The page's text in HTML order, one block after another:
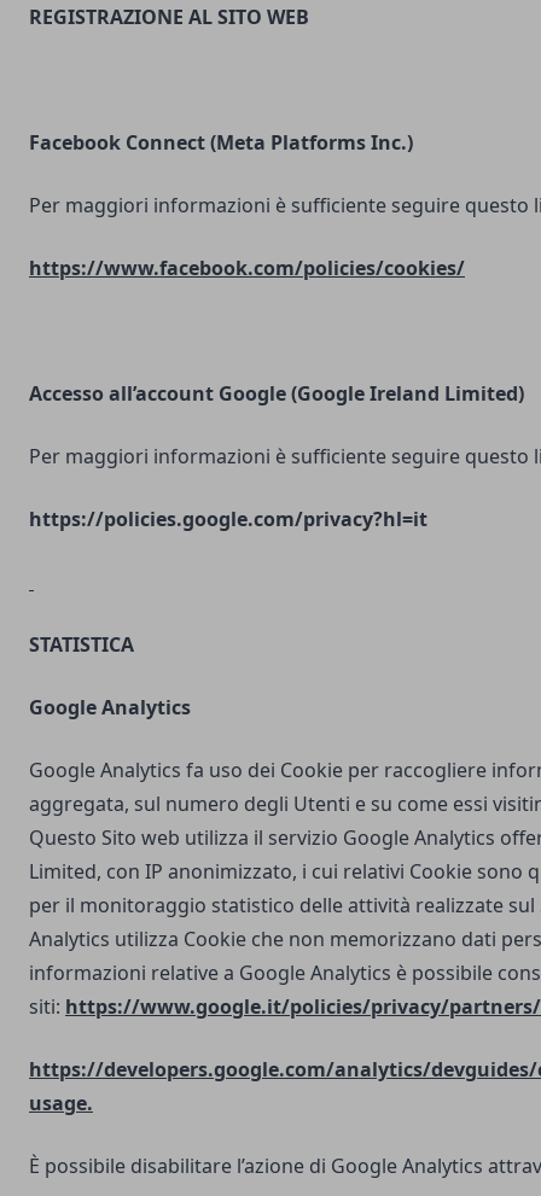
REGISTRAZIONE AL SITO WEB
Facebook Connect (Meta Platforms Inc.)
Per maggiori informazioni è sufficiente seguire questo
https://www.facebook.com/policies/cookies/
Accesso all’account Google (Google Ireland Limited)
Per maggiori informazioni è sufficiente seguire questo
https://policies.google.com/privacy?hl=it
STATISTICA
Google Analytics
Google Analytics fa uso dei Cookie per raccogliere
aggregata, sul numero degli Utenti e su come essi
Questo Sito web utilizza il servizio Google Analytics
Limited, con IP anonimizzato, i cui relativi Cookie sono
per il monitoraggio statistico delle attività realizzate sul
Analytics utilizza Cookie che non memorizzano dati
informazioni relative a Google Analytics è possibile
siti: https://www.google.it/policies/privacy/partners/
https://developers.google.com/analytics/
usage.
È possibile disabilitare l’azione di Google Analytics